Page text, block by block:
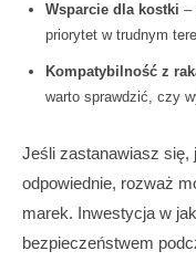
Wsparcie dla kostki –
priorytet w trudnym
Kompatybilność z
warto sprawdzić, czy
Jeśli zastanawiasz się,
odpowiednie, rozważ
marek. Inwestycja w
bezpieczeństwem